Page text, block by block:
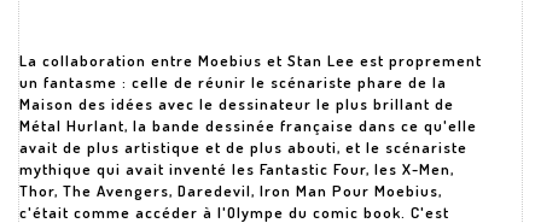
La collaboration entre Moebius et Stan Lee est proprement
un fantasme : celle de réunir le scénariste phare de la
Maison des idées avec le dessinateur le plus brillant de
Métal Hurlant, la bande dessinée française dans ce qu'elle
avait de plus artistique et de plus abouti, et le scénariste
mythique qui avait inventé les Fantastic Four, les X-Men,
Thor, The Avengers, Daredevil, Iron Man Pour Moebius,
c'était comme accéder à l'Olympe du comic book. C'est